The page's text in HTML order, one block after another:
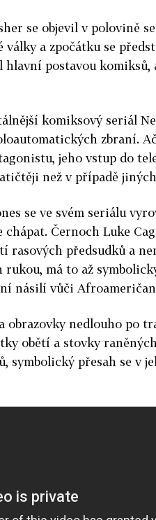
se objevil v polovině
a zpočátku se
postavou komiksů,
komiksový seriál
zbraní.
jeho vstup do
než v případě
se ve svém seriálu
Černoch Luke
rasových předsudků a
má to až
násilí vůči
obrazovky nedlouho po
obětí a stovky
symbolický přesah se v